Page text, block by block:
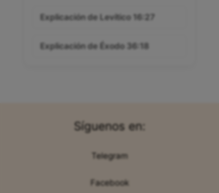
Explicación de Levítico 16:27
Explicación de Éxodo 36:18
Síguenos en:
Telegram
Facebook